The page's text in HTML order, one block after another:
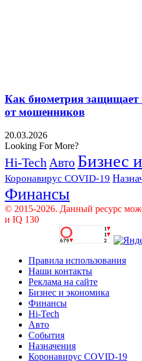
Как биометрия защищает
от мошенников
20.03.2026
Looking For More?
Hi-Tech Авто Бизнес
Коронавирус COVID-19
Финансы
© 2015-2026. Данный ресурс
и IQ 130
Правила использования
Наши контакты
Реклама на сайте
Бизнес и экономика
Финансы
Hi-Tech
Авто
События
Назначения
Коронавирус COVID-19